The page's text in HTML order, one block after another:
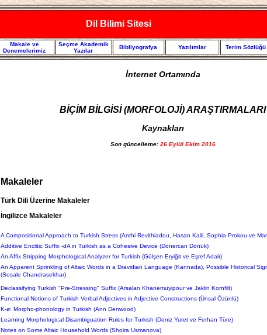
Dil Bilimi Sitesi
Makale ve
Denemelerimiz
Seçme Akademik
Yazılar
Bibliyografya Yazılımlar Terim Sözlüğü
İnternet Ortamında
BİÇİM BİLGİSİ (MORFOLOJİ) ARAŞTIRMALARI
Kaynakları
Son güncelleme: 26 Eylül Ekim 2016
Makaleler
Türk Dili Üzerine Makaleler
İngilizce Makaleler
A Compositional Approach to Turkish Stress (Anthi Revithiadou, Hasan Kaili, Sophia Prokou ve
Additive Enclitic Suffix -dA in Turkish as a Cohesive Device (Dönercan Dönük)
An Affix Stripping Morphological Analyzer for Turkish (Gülşen Eryiğit ve Eşref Adalı)
An Apparent Sprinkling of Altaic Words in a Dravidian Language (Kannada), Possible Historical
(Sosale Chandrasekhar)
Declassifying Turkish "Pre-Stressing" Suffix (Arsalan Khanemuyipour ve Jaklin Kornfilt)
Functional Notions of Turkish Verbal Adjectives in Adjective Constructions (Ünsal Özünlü)
K-ø: Morpho-phonology in Turkish (Ann Denwood)
Learning Morphological Disambiguation Rules for Turkish (Deniz Yuret ve Ferhan Türe)
Notes on Some Altaic Household Words (Shoira Usmanova)